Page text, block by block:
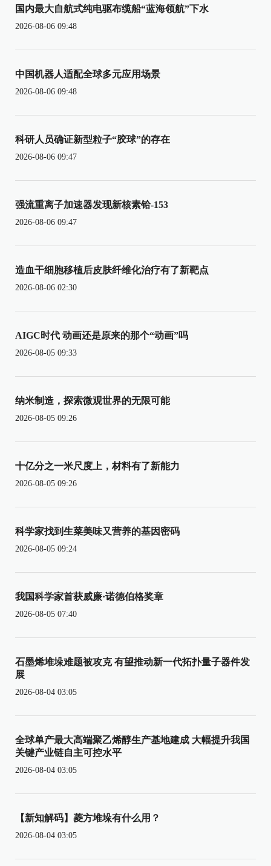
国内最大自航式纯电驱布缆船“蓝海领航”下水
2026-08-06 09:48
中国机器人适配全球多元应用场景
2026-08-06 09:48
科研人员确证新型粒子“胶球”的存在
2026-08-06 09:47
强流重离子加速器发现新核素铪-153
2026-08-06 09:47
造血干细胞移植后皮肤纤维化治疗有了新靶点
2026-08-06 02:30
AIGC时代 动画还是原来的那个“动画”吗
2026-08-05 09:33
纳米制造，探索微观世界的无限可能
2026-08-05 09:26
十亿分之一米尺度上，材料有了新能力
2026-08-05 09:26
科学家找到生菜美味又营养的基因密码
2026-08-05 09:24
我国科学家首获威廉·诺德伯格奖章
2026-08-05 07:40
石墨烯堆垛难题被攻克 有望推动新一代拓扑量子器件发
展
2026-08-04 03:05
全球单产最大高端聚乙烯醇生产基地建成 大幅提升我国
关键产业链自主可控水平
2026-08-04 03:05
【新知解码】菱方堆垛有什么用？
2026-08-04 03:05